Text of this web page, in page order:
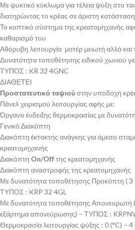
Με ψυκτικό κύκλωμα για τέλεια ψύξη στο
διατηρώντας το κρέας σε άριστη κατάσταση
Το κοπτικό σύστημα της κρεατομηχανής
καθαρισμό του
Αθόρυβη λειτουργία μοτέρ μειωτή αλλά
Δυνατότητα τοποθέτησης ειδικού χωνιού
ΤΥΠΟΣ : KR 32 4GNC
ΔΙΑΘΕΤΕΙ
Προστατευτικό ταψιούστην υποδοχή
Πάνελ χειρισμού λειτουργίας αφής με:
Όργανο ένδειξης θερμοκρασίας με
Γενικό Διακόπτη
Διακόπτη έκτακτης ανάγκης για άμεσο
κρεατομηχανής
Διακόπτη On/Offτης κρεατομηχανής
Διακόπτη αναστροφής της κρεατομηχανής
Με δυνατότητα τοποθέτησης Προκόπτη ( 3
ΤΥΠΟΣ : KRP 32 4GL
Με δυνατότητα τοποθέτησης Απονευρωτή
εξάρτημα απονεύρωσης) – ΤΥΠΟΣ :
Θερμοκρασία λειτουργίας ψύξης : 0 (°C) – 4